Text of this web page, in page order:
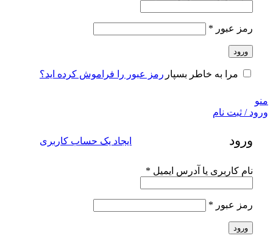
رمز عبور *
ورود
رمز عبور را فراموش کرده اید؟ مرا به خاطر بسپار
منو
ورود / ثبت نام
ورود ایجاد یک حساب کاربری
نام کاربری یا آدرس ایمیل *
رمز عبور *
ورود